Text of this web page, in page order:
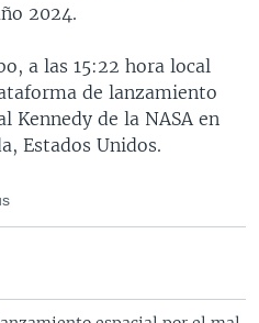
2024.
a las 15:22 hora local
de lanzamiento
Kennedy de la NASA en
Estados Unidos.